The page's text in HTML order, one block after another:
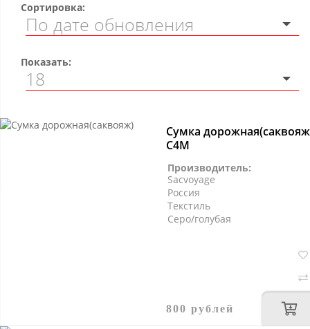
Сортировка:
Показать:
Сумка
С4М
Производитель:
Sacvoyage
Россия
Текстиль
Серо/голубая
800 рублей